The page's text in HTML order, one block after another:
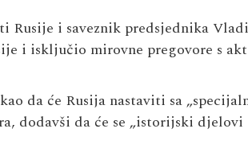
Rusije i saveznik predsjednika
i isključio mirovne pregovore s
da će Rusija nastaviti sa
dodavši da će se „istorijski djelovi